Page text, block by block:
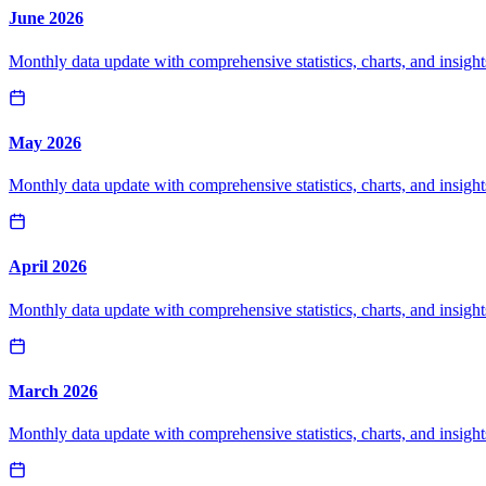
June 2026
Monthly data update with comprehensive statistics, charts, and
May 2026
Monthly data update with comprehensive statistics, charts, and
April 2026
Monthly data update with comprehensive statistics, charts, and
March 2026
Monthly data update with comprehensive statistics, charts, and